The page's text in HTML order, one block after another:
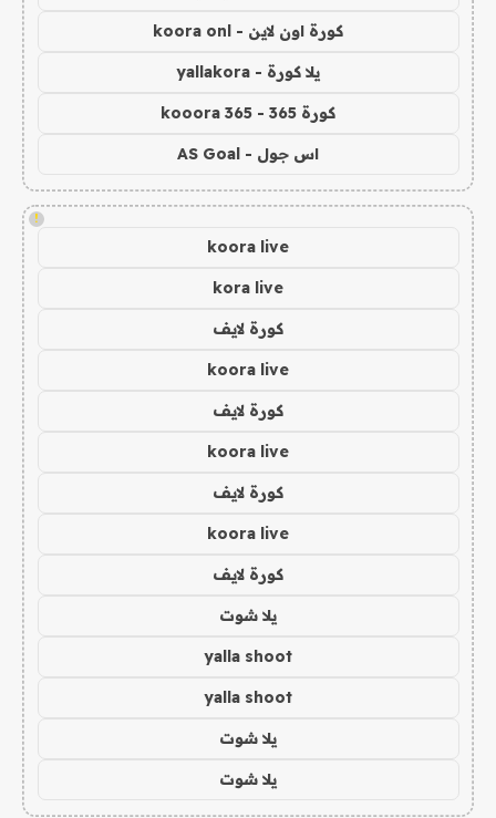
كورة اون لاين - koora onl
يلا كورة - yallakora
كورة 365 - kooora 365
اس جول - AS Goal
!
koora live
kora live
كورة لايف
koora live
كورة لايف
koora live
كورة لايف
koora live
كورة لايف
يلا شوت
yalla shoot
yalla shoot
يلا شوت
يلا شوت